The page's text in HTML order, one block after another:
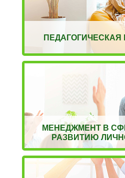
МЕНЕДЖМЕНТ В
РАЗВИТИЮ